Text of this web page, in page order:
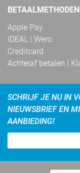
BETAALMETHODEN
Apple Pay
iDEAL | Wero
Creditcard
Achteraf betalen |
SCHRIJF JE NU IN
NIEUWSBRIEF EN
AANBIEDING!